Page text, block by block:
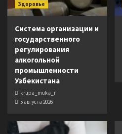
Здоровье
Система организации и
государственного
регулирования
алкогольной
промышленности
Узбекистана
krupa_muka_r
5 августа 2026